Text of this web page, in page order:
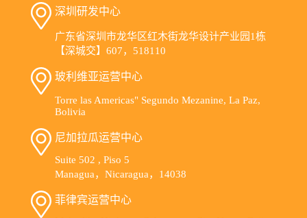
深圳研发中心
广东省深圳市龙华区红木街龙华设计产业园1栋
【深城交】607，518110
玻利维亚运营中心
Torre las Americas" Segundo Mezanine, La Paz,
Bolivia
尼加拉瓜运营中心
Suite 502 , Piso 5
Managua，Nicaragua，14038
菲律宾运营中心